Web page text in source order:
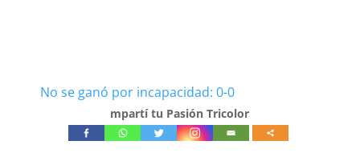
No se ganó por incapacidad: 0-0
mpartí tu Pasión Tricolor